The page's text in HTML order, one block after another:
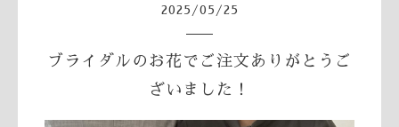
2025 /05 /25
ブライダルのお花でご注文ありがとうご
ざいました！